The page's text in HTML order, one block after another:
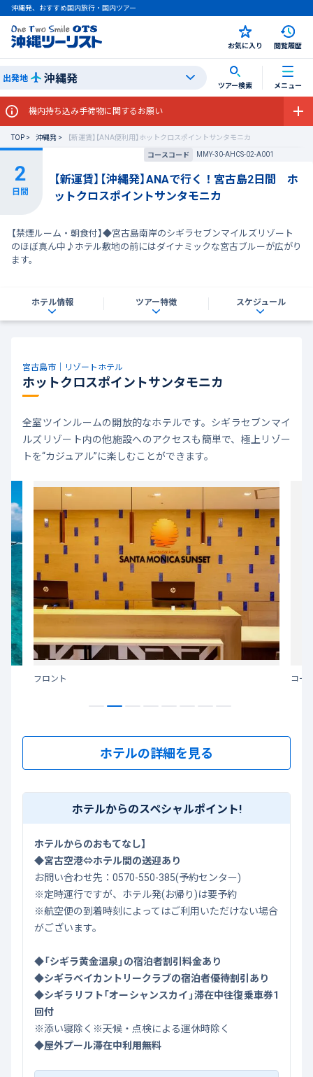
沖縄発、おすすめ国内旅行・国内ツアー
お気に入り 閲覧履歴
出発地 沖縄発 ツアー検索 メニュー
機内持ち込み手荷物に関するお願い
TOP 沖縄発
【新運賃】【ANA便利用】ホットクロスポイントサンタモニカ
コースコード
MMY-30-AHCS-02-A001
【新運賃】【沖縄発】ANAで行く！宮古島2日間 ホ
ットクロスポイントサンタモニカ
【禁煙ルーム・朝食付】◆宮古島南岸のシギラセブンマイルズリゾート
のほぼ真ん中♪ホテル敷地の前にはダイナミックな宮古ブルーが広がり
ます。
ホテル情報 ツアー特徴 スケジュール
宮古島市｜リゾートホテル
ホットクロスポイントサンタモニカ
全室ツインルームの開放的なホテルです。シギラセブンマイ
ルズリゾート内の他施設へのアクセスも簡単で、極上リゾー
トを“カジュアル”に楽しむことができます。
フロント コー
ホテルの詳細を見る
ホテルからのスペシャルポイント!
ホテルからのおもてなし】
◆宮古空港⇔ホテル間の送迎あり
お問い合わせ先： 0570-550-385(予約センター)
※定時運行ですが、ホテル発(お帰り)は要予約
※航空便の到着時刻によってはご利用いただけない場合
がございます。
◆「シギラ黄金温泉」の宿泊者割引料金あり
◆シギラベイカントリークラブの宿泊者優待割引あり
◆シギラリフト「オーシャンスカイ」滞在中往復乗車券1
回付
※添い寝除く※天候・点検による運休時除く
◆屋外プール滞在中利用無料